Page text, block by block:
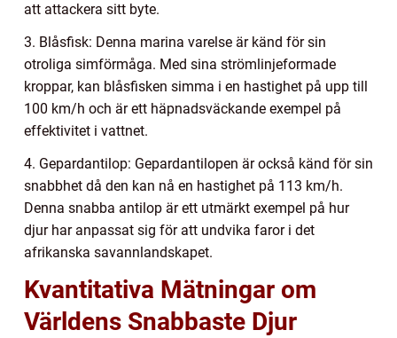
att attackera sitt byte.
3. Blåsfisk: Denna marina varelse är känd för sin
otroliga simförmåga. Med sina strömlinjeformade
kroppar, kan blåsfisken simma i en hastighet på upp till
100 km/h och är ett häpnadsväckande exempel på
effektivitet i vattnet.
4. Gepardantilop: Gepardantilopen är också känd för sin
snabbhet då den kan nå en hastighet på 113 km/h.
Denna snabba antilop är ett utmärkt exempel på hur
djur har anpassat sig för att undvika faror i det
afrikanska savannlandskapet.
Kvantitativa Mätningar om
Världens Snabbaste Djur